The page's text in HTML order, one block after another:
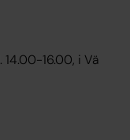
16.00, i Vä